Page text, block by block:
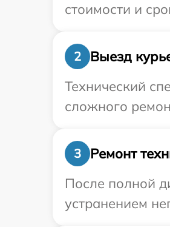
стоимости и
2
Выезд
Технический
сложного
3
Ремонт
После полной
устранением